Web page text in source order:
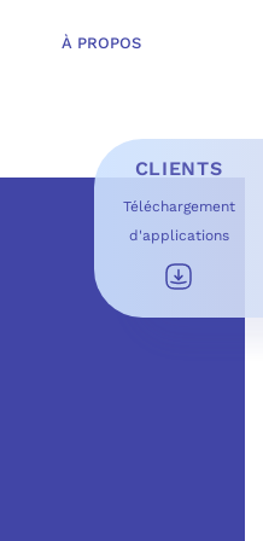
À PROPOS
CLIENTS
Téléchargement
d'applications